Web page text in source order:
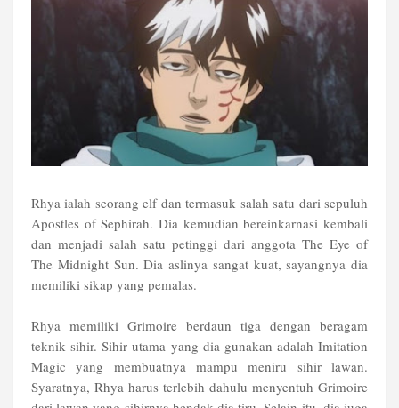
Rhya ialah seorang elf dan termasuk salah satu dari sepuluh
Apostles of Sephirah. Dia kemudian bereinkarnasi kembali
dan menjadi salah satu petinggi dari anggota The Eye of
The Midnight Sun. Dia aslinya sangat kuat, sayangnya dia
memiliki sikap yang pemalas.
Rhya memiliki Grimoire berdaun tiga dengan beragam
teknik sihir. Sihir utama yang dia gunakan adalah Imitation
Magic yang membuatnya mampu meniru sihir lawan.
Syaratnya, Rhya harus terlebih dahulu menyentuh Grimoire